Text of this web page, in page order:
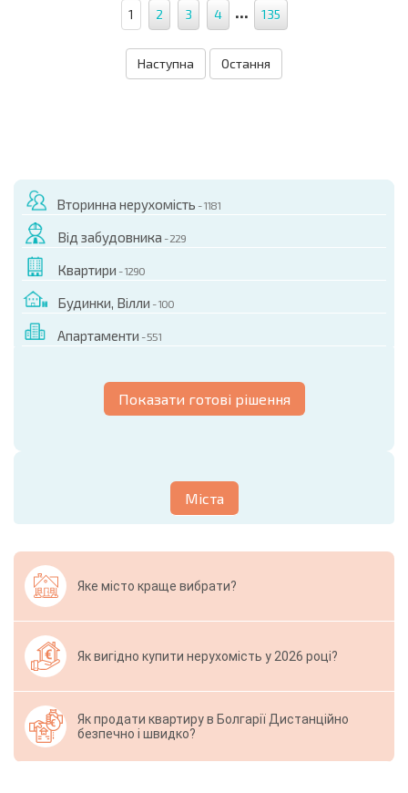
1 2 3 4 ... 135
Наступна Остання
Вторинна нерухомість - 1181
Від забудовника - 229
Квартири - 1290
Будинки, Вілли - 100
Апартаменти - 551
Показати готові рішення
Міста
Яке місто краще вибрати?
Як вигідно купити нерухомість у 2026 році?
Як продати квартиру в Болгарії Дистанційно
безпечно і швидко?